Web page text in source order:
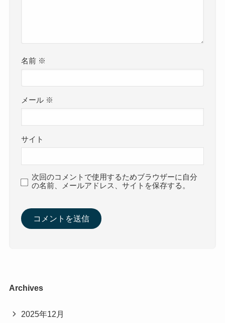
名前 ※
メール ※
サイト
次回のコメントで使用するためブラウザーに自分
の名前、メールアドレス、サイトを保存する。
Archives
2025年12月